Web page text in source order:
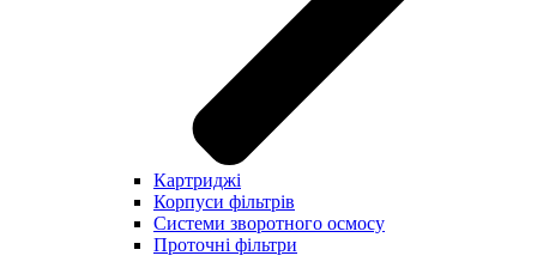
Картриджі
Корпуси фільтрів
Системи зворотного осмосу
Проточні фільтри